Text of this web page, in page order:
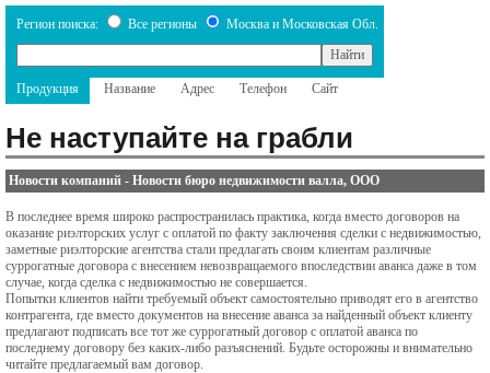
Регион поиска: Все регионы Москва и Московская Обл.
Продукция Название Адрес Телефон Сайт
Не наступайте на грабли
Новости компаний - Новости бюро недвижимости валла, ООО
В последнее время широко распространилась практика, когда вместо договоров на
оказание риэлторских услуг с оплатой по факту заключения сделки с недвижимостью,
заметные риэлторские агентства стали предлагать своим клиентам различные
суррогатные договора с внесением невозвращаемого впоследствии аванса даже в том
случае, когда сделка с недвижимостью не совершается.
Попытки клиентов найти требуемый объект самостоятельно приводят его в агентство
контрагента, где вместо документов на внесение аванса за найденный объект клиенту
предлагают подписать все тот же суррогатный договор с оплатой аванса по
последнему договору без каких-либо разъяснений. Будьте осторожны и внимательно
читайте предлагаемый вам договор.